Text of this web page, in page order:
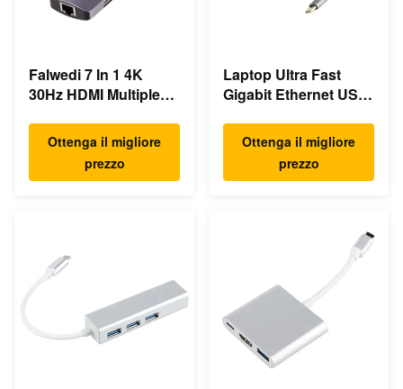
Falwedi 7 In 1 4K
30Hz HDMI Multiple
Ottenga il migliore
prezzo
Laptop Ultra Fast
Gigabit Ethernet USB
Ottenga il migliore
prezzo